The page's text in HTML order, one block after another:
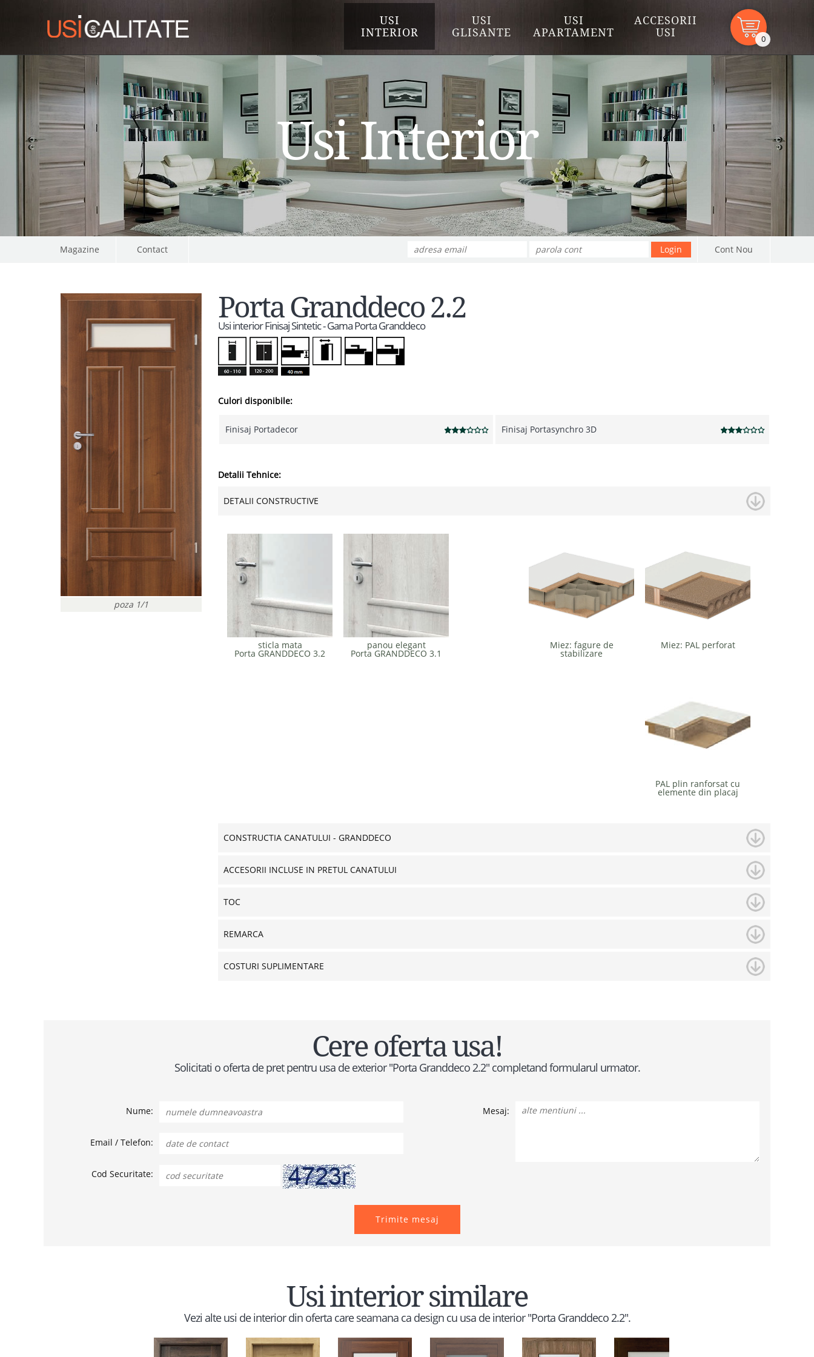
0
USI
INTERIOR
USI
GLISANTE
USI
APARTAMENT
ACCESORII
USI
Usi Interior
Magazine Contact Cont Nou
poza 1/1
Porta Granddeco 2.2
Usi interior Finisaj Sintetic - Gama Porta Granddeco
Culori disponibile:
Finisaj Portadecor Finisaj Portasynchro 3D
Detalii Tehnice:
DETALII CONSTRUCTIVE
sticla mata
Porta GRANDDECO 3.2
panou elegant
Porta GRANDDECO 3.1
Miez: PAL perforat
Miez: fagure de
stabilizare
PAL plin ranforsat cu
elemente din placaj
CONSTRUCTIA CANATULUI - GRANDDECO
ACCESORII INCLUSE IN PRETUL CANATULUI
TOC
REMARCA
COSTURI SUPLIMENTARE
Cere oferta usa!
Solicitati o oferta de pret pentru usa de exterior "Porta Granddeco 2.2" completand formularul urmator.
Nume:
Email / Telefon:
Cod Securitate:
Mesaj:
Trimite mesaj
Usi interior similare
Vezi alte usi de interior din oferta care seamana ca design cu usa de interior "Porta Granddeco 2.2".